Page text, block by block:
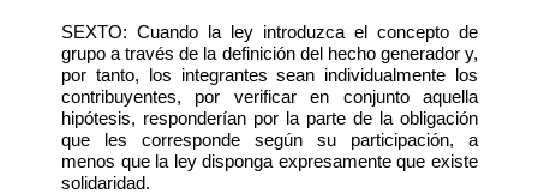
SEXTO: Cuando la ley introduzca el concepto de
grupo a través de la definición del hecho generador y,
por tanto, los integrantes sean individualmente los
contribuyentes, por verificar en conjunto aquella
hipótesis, responderían por la parte de la obligación
que les corresponde según su participación, a
menos que la ley disponga expresamente que existe
solidaridad.